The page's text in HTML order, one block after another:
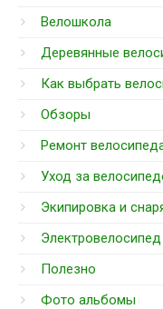
Велошкола
Деревянные
Как выбрать
Обзоры
Ремонт
Уход за
Экипировка и
Электровелосипед
Полезно
Фото альбомы